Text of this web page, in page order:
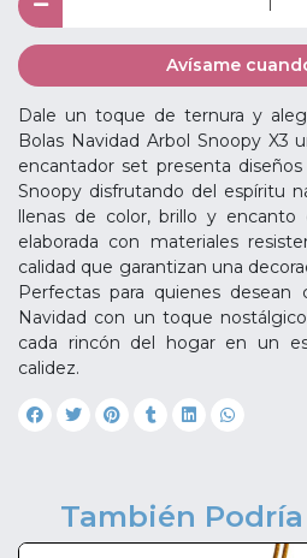
Avísame
Dale un toque de ternura y
Bolas Navidad Arbol Snoopy X3
encantador set presenta
Snoopy disfrutando del espíritu
llenas de color, brillo y encanto
elaborada con materiales
calidad que garantizan una
Perfectas para quienes
Navidad con un toque
cada rincón del hogar en un
calidez.
También